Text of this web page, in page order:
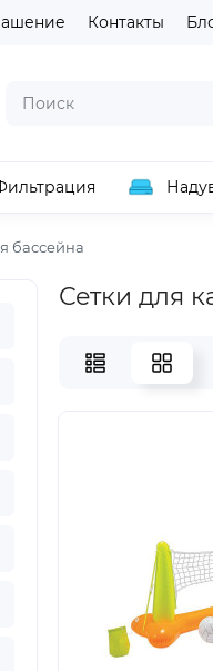
Контакты
бассейна
Сетки для